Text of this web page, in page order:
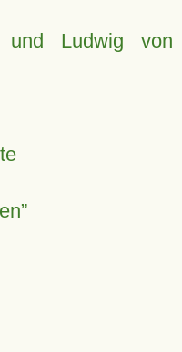
und Ludwig von